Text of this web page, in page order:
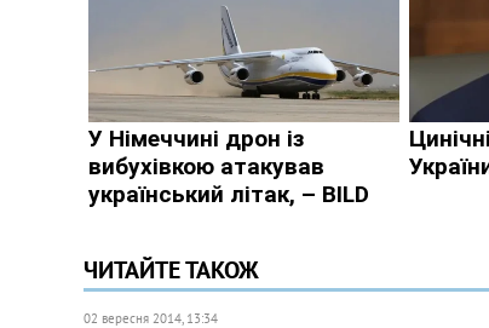
ЧИТАЙТЕ ТАКОЖ
02 вересня 2014, 13:34